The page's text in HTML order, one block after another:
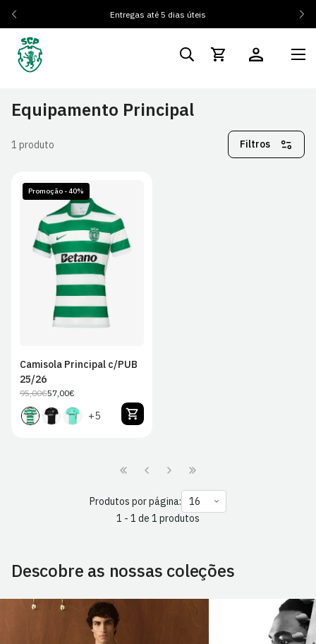
Entregas até 5 dias úteis
Equipamento Principal
1 produto Filtros
Promoção - 40%
S XL
Camisola Principal c/PUB
25/26
Preço
regular
95,00€Preço
de
venda
57,00€
+5
Produtos por página:
1 - 1 de 1 produtos
Descobre as nossas coleções